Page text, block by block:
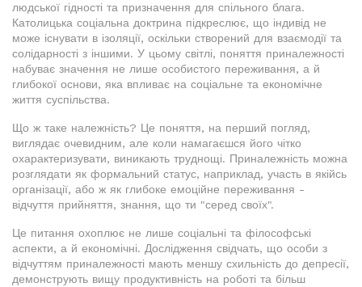
людської гідності та призначення для спільного блага.
Католицька соціальна доктрина підкреслює, що індивід не
може існувати в ізоляції, оскільки створений для взаємодії та
солідарності з іншими. У цьому світлі, поняття приналежності
набуває значення не лише особистого переживання, а й
глибокої основи, яка впливає на соціальне та економічне
життя суспільства.
Що ж таке належність? Це поняття, на перший погляд,
виглядає очевидним, але коли намагаєшся його чітко
охарактеризувати, виникають труднощі. Приналежність можна
розглядати як формальний статус, наприклад, участь в якійсь
організації, або ж як глибоке емоційне переживання -
відчуття прийняття, знання, що ти "серед своїх".
Це питання охоплює не лише соціальні та філософські
аспекти, а й економічні. Дослідження свідчать, що особи з
відчуттям приналежності мають меншу схильність до депресії,
демонструють вищу продуктивність на роботі та більш